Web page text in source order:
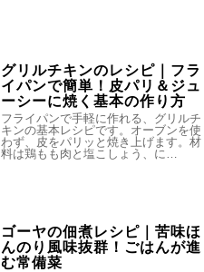
グリルチキンのレシピ｜フラ
イパンで簡単！皮パリ＆ジュ
ーシーに焼く基本の作り方
フライパンで手軽に作れる、グリルチ
キンの基本レシピです。オーブンを使
わず、皮をパリッと焼き上げます。材
料は鶏もも肉と塩こしょう、に…
ゴーヤの佃煮レシピ｜苦味ほ
んのり風味抜群！ごはんが進
む常備菜